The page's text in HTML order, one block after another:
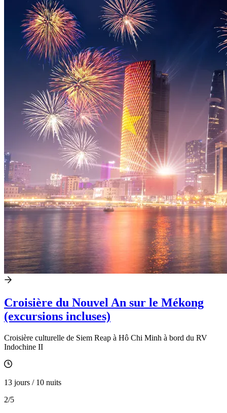
Croisière du Nouvel An sur le Mékong
(excursions incluses)
Croisière culturelle de Siem Reap à Hô Chi Minh à bord du RV
Indochine II
13 jours / 10 nuits
2/5